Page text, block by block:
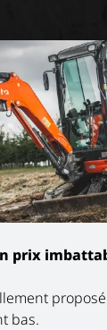
prix
bas.
chez Luyckx
emploi de
?